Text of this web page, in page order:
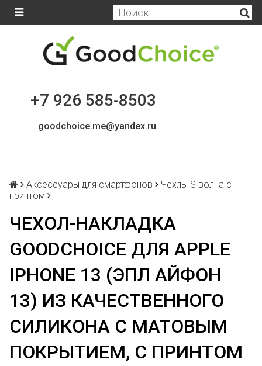
+7 926 585-8503
goodchoice.me@yandex.ru
Аксессуары для смартфонов
Чехлы S волна с
принтом
ЧЕХОЛ-НАКЛАДКА
GOODCHOICE ДЛЯ APPLE
IPHONE 13 (ЭПЛ АЙФОН
13) ИЗ КАЧЕСТВЕННОГО
СИЛИКОНА С МАТОВЫМ
ПОКРЫТИЕМ, С ПРИНТОМ